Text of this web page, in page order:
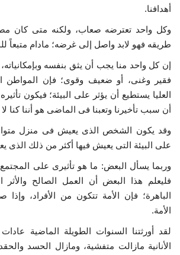
الرعاة
الشركاء
Gallery
لغة
English
Swahili
español
French
Arabic
أهدافنا.
وكل واحد تعترضه صعاب، ولكنه متى كان
طريقه فهو لابد واصل إلى غرضه؛ مادام متبعاً
إن كل واحد منا يجب أن يثق بنفسه
فقير وغنى، أو ضعيف وقوى؛ فإن المواطن
العليا يستطيع أن يؤثر على البيئة؛ فيكون
أن سبب تأخيرنا وتعبنا فى الماضى هو أننا كنا لا
وقد يكون الشخص الذى يعيش فى منزل
على البيئة التى يعيش فيها أكثر من ذلك
وربما يسأل البعض: ما هو تأثيرى على
فليعلم هذا البعض أن العمل الصالح والأثر
الباهرة؛ فإن الأمة تتكون من الأفراد،
الأمة.
لقد أورثتنا السنوات الطويلة الماضية عادات
الأنانية مازالت متفشية، ومازال الحسد